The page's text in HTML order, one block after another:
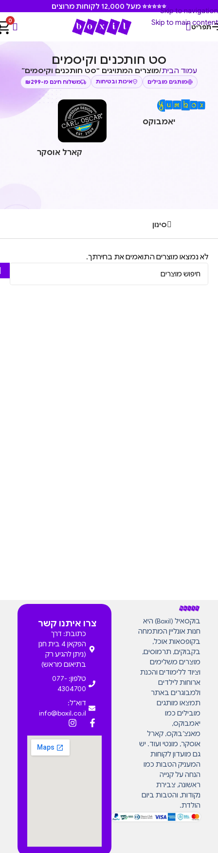
Skip to navigation
Skip to main content
⭐⭐⭐⭐⭐ מעל 12,000 לקוחות מרוצים
תפריט
0
סט חותכנים וקיסמים
עמוד הבית/מוצרים המתויגים “סט חותכנים וקיסמים”
מותגים מובילים איכות ובטיחות משלוח חינם מ-₪299
יאמבוקס
קארל אוסקר
סינון
לא נמצאו מוצרים התואמים את בחירתך.
בוקסאיל (Boxil) היא
חנות אונליין המתמחה
בקופסאות אוכל,
בקבוקים, תרמוסים,
מוצרים משלימים
וציוד ללימודים והכנת
ארוחות לילדים
ולמבוגרים באתר
תמצאו מותגים
מובילים כמו
יאמבוקס,
מאנצ’בוקס, קארל
אוסקר, מונטי ועוד. יש
גם מועדון לקוחות
המעניק הטבות כמו
הנחה על קנייה
ראשונה, צבירת
נקודות, והטבות ביום
הולדת.
צרו איתנו קשר
כתובת: דרך
הפקאן 4 בית חנן
(ניתן להגיע רק
בתיאום מראש)
טלפון: 077-
4304700
דוא"ל:
info@boxil.co.il